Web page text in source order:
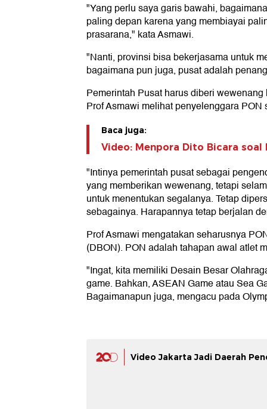
"Yang perlu saya garis bawahi,
paling depan karena yang membiayai
prasarana," kata Asmawi.
"Nanti, provinsi bisa bekerjasama untuk
bagaimana pun juga, pusat adalah
Pemerintah Pusat harus diberi
Prof Asmawi melihat penyelenggara
Baca juga:
Video: Menpora Dito Bicara soal
"Intinya pemerintah pusat sebagai
yang memberikan wewenang, tetapi
untuk menentukan segalanya. Tetap
sebagainya. Harapannya tetap berjalan
Prof Asmawi mengatakan seharusnya
(DBON). PON adalah tahapan awal atlet
"Ingat, kita memiliki Desain Besar
game. Bahkan, ASEAN Game atau Sea
Bagaimanapun juga, mengacu pada
Video Jakarta Jadi Daerah